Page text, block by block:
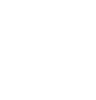
모두를 위한 글쓰기 수